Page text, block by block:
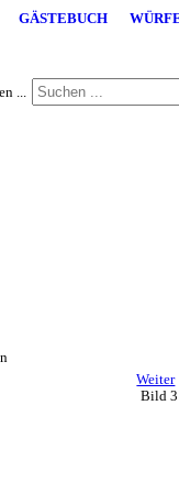
GÄSTEBUCH
...
Weiter
Bild 3